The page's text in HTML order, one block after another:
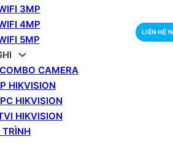
3MP
4MP
5MP
CAMERA
HIKVISION
HIKVISION
HIKVISION
LIÊN HỆ